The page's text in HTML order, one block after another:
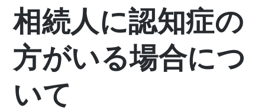
相続人に認知症の
方がいる場合につ
いて